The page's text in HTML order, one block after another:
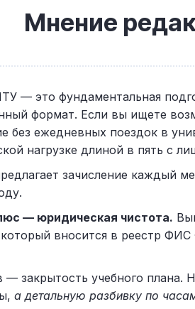
Мнение
— это фундаментальная
формат. Если вы ищете
без ежедневных поездок в
нагрузке длиной в пять с
зачисление каждый
— юридическая чистота.
который вносится в реестр
— закрытость учебного плана.
а детальную разбивку по